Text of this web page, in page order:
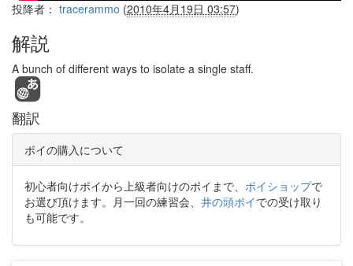
投降者： tracerammo (2010年4月19日 03:57)
解説
A bunch of different ways to isolate a single staff.
翻訳
ポイの購入について
初心者向けポイから上級者向けのポイまで、 ポイショップで
お選び頂けます。月一回の練習会、 井の頭ポイでの受け取り
も可能です。